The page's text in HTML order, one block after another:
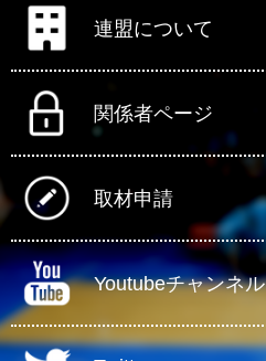
連盟について
関係者ページ
取材申請
Youtubeチャンネル